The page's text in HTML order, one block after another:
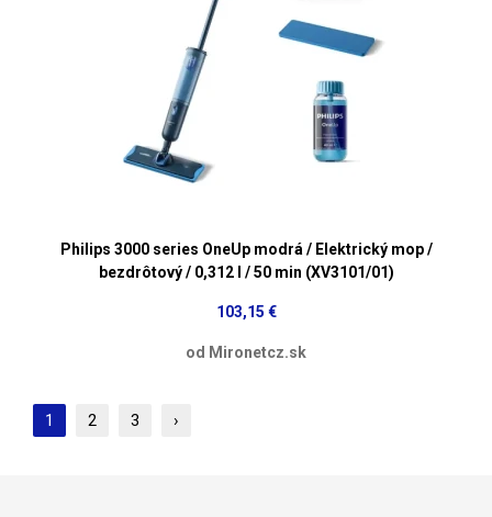
Philips 3000 series OneUp modrá / Elektrický mop /
bezdrôtový / 0,312 l / 50 min (XV3101/01)
103,15 €
od Mironetcz.sk
1 2 3 ›